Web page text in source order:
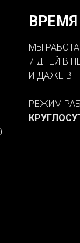
МЫ
7 ДНЕЙ В
И ДАЖЕ В
РЕЖИМ